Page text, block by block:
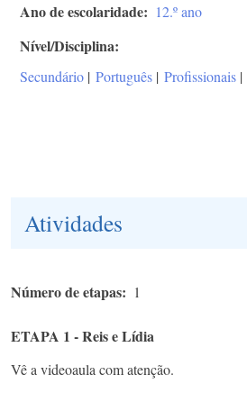
Ano de escolaridade 12.º ano
Nível/Disciplina
Secundário | Português | Profissionais |
Atividades
Número de etapas 1
ETAPA 1 - Reis e Lídia
Vê a videoaula com atenção.